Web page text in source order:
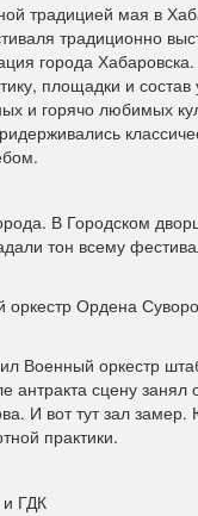
традицией мая в
традиционно
города Хабаровска.
площадки и состав
и горячо любимых
В Городском
тон всему
Ордена
Военный оркестр
сцену занял
И вот тут зал
практики.
ГДК